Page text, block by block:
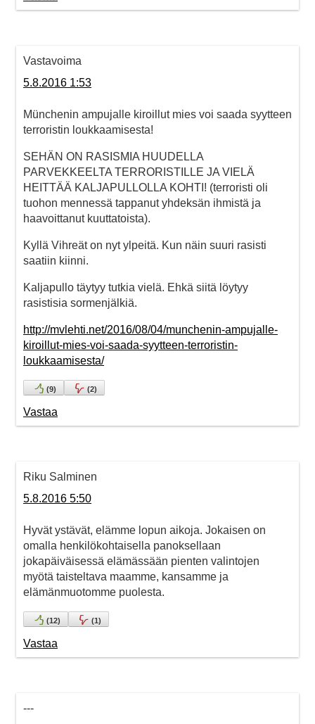
Vastavoima
5.8.2016 1:53
Münchenin ampujalle kiroillut mies voi saada syytteen
terroristin loukkaamisesta!
SEHÄN ON RASISMIA HUUDELLA
PARVEKKEELTA TERRORISTILLE JA VIELÄ
HEITTÄÄ KALJAPULLOLLA KOHTI! (terroristi oli
tuohon mennessä tappanut yhdeksän ihmistä ja
haavoittanut kuuttatoista).
Kyllä Vihreät on nyt ylpeitä. Kun näin suuri rasisti
saatiin kiinni.
Kaljapullo täytyy tutkia vielä. Ehkä siitä löytyy
rasistisia sormenjälkiä.
http://mvlehti.net/2016/08/04/munchenin-ampujalle-
kiroillut-mies-voi-saada-syytteen-terroristin-
loukkaamisesta/
(9) (2)
Vastaa
Riku Salminen
5.8.2016 5:50
Hyvät ystävät, elämme lopun aikoja. Jokaisen on
omalla henkilökohtaisella panoksellaan
jokapäiväisessä elämässään pienten valintojen
myötä taisteltava maamme, kansamme ja
elämänmuotomme puolesta.
(12) (1)
Vastaa
---